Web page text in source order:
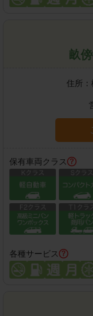
畝
住所：
保有車両クラス
各種サービス